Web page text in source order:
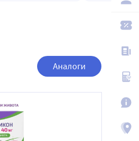
Аналоги